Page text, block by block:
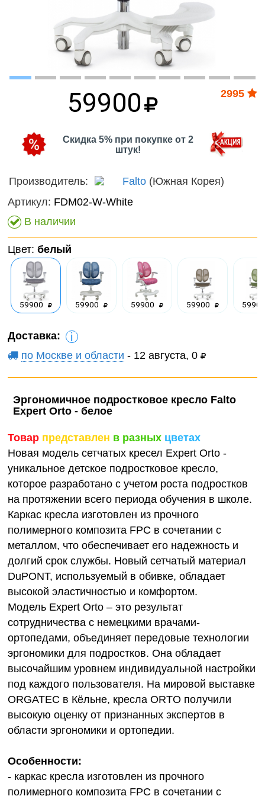
Птицы
и
девочек
Фермерские
2995
59900
Скидка 5% при покупке от 2
штук!
Производитель: Falto (Южная Корея)
Артикул: FDM02-W-White
В наличии
Цвет:белый
59900 59900 59900 59900
Доставка: i
по Москве и области - 12 августа, 0
Эргономичное подростковое кресло Falto
Expert Orto - белое
Товар представлен в разных цветах
Новая модель сетчатых кресел Expert Orto -
уникальное детское подростковое кресло,
которое разработано с учетом роста подростков
на протяжении всего периода обучения в школе.
Каркас кресла изготовлен из прочного
полимерного композита FPC в сочетании с
металлом, что обеспечивает его надежность и
долгий срок службы. Новый сетчатый материал
DuPONT, используемый в обивке, обладает
высокой эластичностью и комфортом.
Модель Expert Orto – это результат
сотрудничества с немецкими врачами-
ортопедами, объединяет передовые технологии
эргономики для подростков. Она обладает
высочайшим уровнем индивидуальной настройки
под каждого пользователя. На мировой выставке
ORGATEC в Кёльне, кресла ORTO получили
высокую оценку от признанных экспертов в
области эргономики и ортопедии.
Особенности:
- каркас кресла изготовлен из прочного
полимерного композита FPC в сочетании с